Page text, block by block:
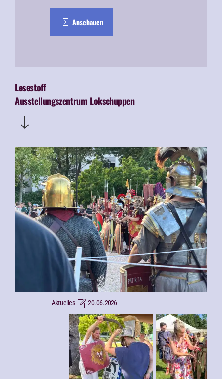
Anschauen
Lesestoff
Ausstellungszentrum Lokschuppen
Aktuelles 20.06.2026